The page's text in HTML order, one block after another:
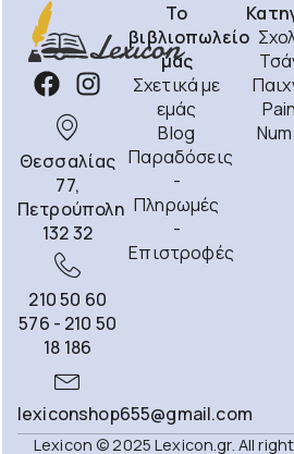
Θεσσαλίας
77,
Πετρούπολη
132 32
210 50 60
576 - 210 50
18 186
lexiconshop655@gmail.com
Το
βιβλιοπωλείο
μας
Σχετικά με
εμάς
Blog
Παραδόσεις
-
Πληρωμές
-
Επιστροφές
Lexicon © 2025 Lexicon.gr. All